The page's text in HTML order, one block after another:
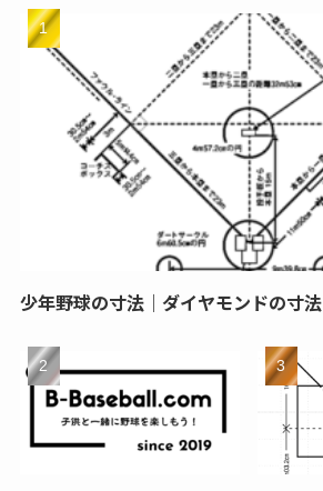
少年野球の寸法｜ダイヤモンドの寸法